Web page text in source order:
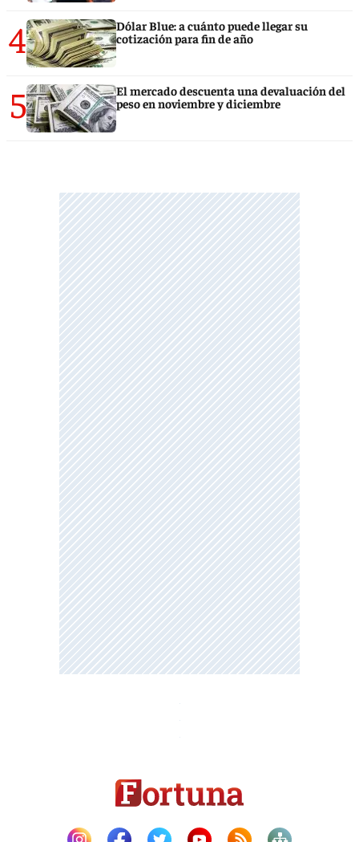
4
Dólar Blue: a cuánto puede llegar su
cotización para fin de año
5
El mercado descuenta una devaluación del
peso en noviembre y diciembre